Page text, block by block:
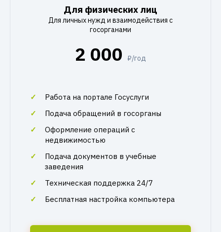
Для физических лиц
Для личных нужд и взаимодействия с
госорганами
2 000 ₽/год
Работа на портале Госуслуги
Подача обращений в госорганы
Оформление операций с
недвижимостью
Подача документов в учебные
заведения
Техническая поддержка 24/7
Бесплатная настройка компьютера